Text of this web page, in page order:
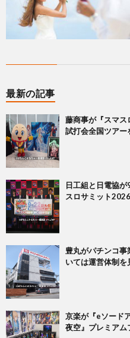
最新の記事
藤商事が『スマス
試打会全国ツアー
日工組と日電協
スロサミット
豊丸がパチンコ
いては運営体制を
京楽が『eソード
夜空』プレミアム